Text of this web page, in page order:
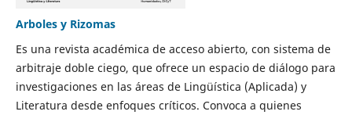
Arboles y Rizomas
Es una revista académica de acceso abierto, con sistema de
arbitraje doble ciego, que ofrece un espacio de diálogo para
investigaciones en las áreas de Lingüística (Aplicada) y
Literatura desde enfoques críticos. Convoca a quienes